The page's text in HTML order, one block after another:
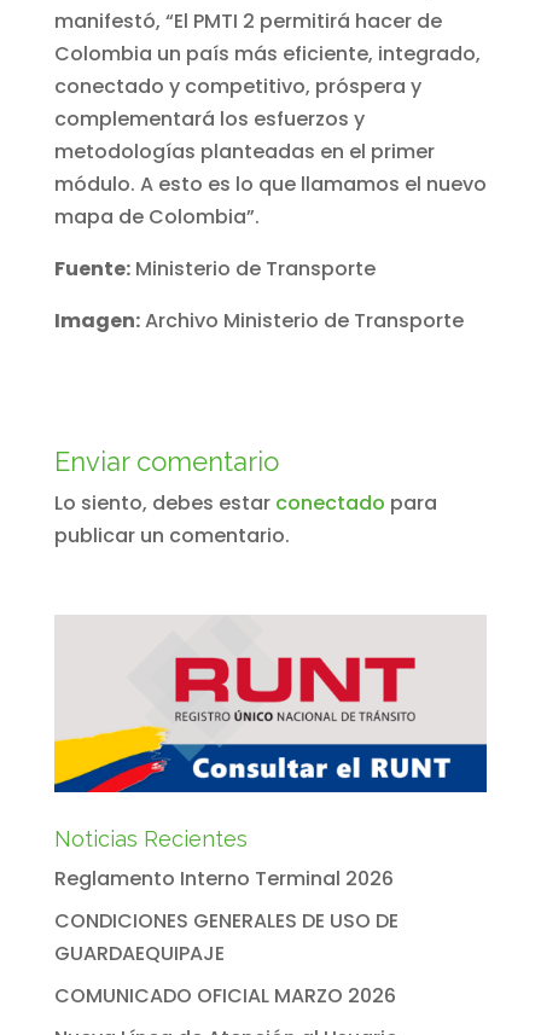
manifestó, “El PMTI 2 permitirá hacer de
Colombia un país más eficiente, integrado,
conectado y competitivo, próspera y
complementará los esfuerzos y
metodologías planteadas en el primer
módulo. A esto es lo que llamamos el nuevo
mapa de Colombia”.
Fuente:Ministerio de Transporte
Imagen:Archivo Ministerio de Transporte
Enviar comentario
Lo siento, debes estar conectado para
publicar un comentario.
Noticias Recientes
Reglamento Interno Terminal 2026
CONDICIONES GENERALES DE USO DE
GUARDAEQUIPAJE
COMUNICADO OFICIAL MARZO 2026